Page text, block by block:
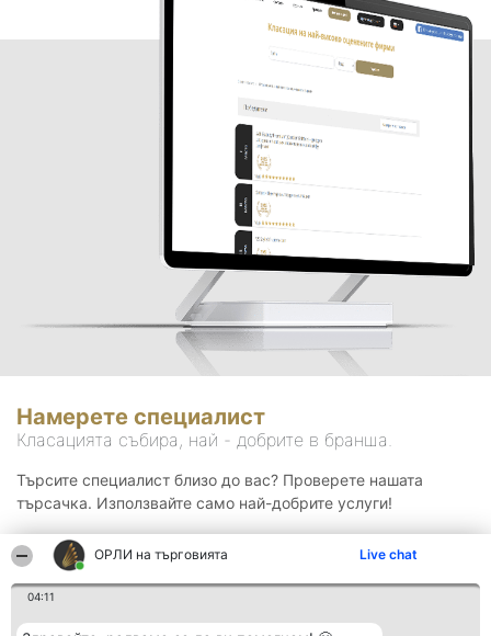
ОРЛИ на търговията Live chat
04:11
Намерете специалист
Класацията събира, най - добрите в бранша.
Търсите специалист близо до вас? Проверете нашата
търсачка. Използвайте само най-добрите услуги!